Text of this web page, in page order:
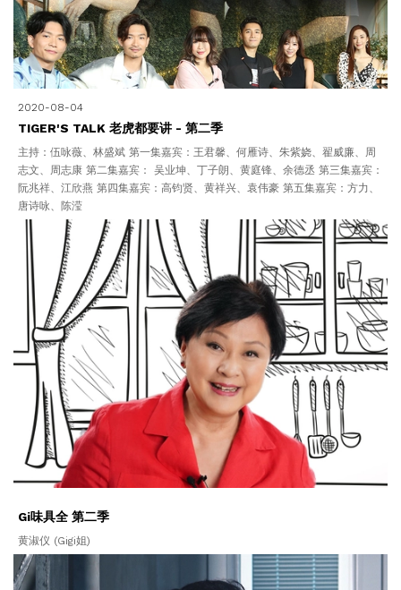
2020-08-04
TIGER'S TALK 老虎都要讲 - 第二季
主持：伍咏薇、林盛斌 第一集嘉宾：王君馨、何雁诗、朱紫娆、翟威廉、周
志文、周志康 第二集嘉宾： 吴业坤、丁子朗、黄庭锋、余德丞 第三集嘉宾：
阮兆祥、江欣燕 第四集嘉宾：高钧贤、黄祥兴、袁伟豪 第五集嘉宾：方力、
唐诗咏、陈滢
Gi味具全 第二季
黄淑仪 (Gigi姐)